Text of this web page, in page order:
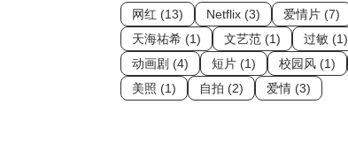
网红 (13) Netflix (3) 爱情片 (7)
天海祐希 (1)
文艺范 (1) 过敏 (1)
动画剧 (4)
短片 (1) 校园风 (1)
美照 (1)
自拍 (2) 爱情 (3)